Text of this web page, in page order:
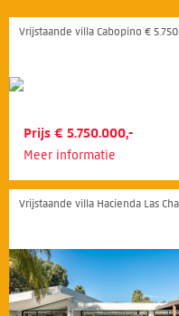
Vrijstaande villa Cabopino €
Prijs € 5.750.000,-
Meer informatie
Vrijstaande villa Hacienda Las